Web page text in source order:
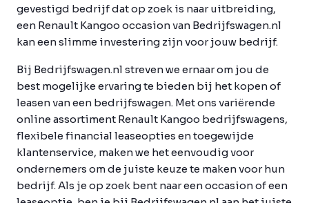
gevestigd bedrijf dat op zoek is naar uitbreiding,
een Renault Kangoo occasion van Bedrijfswagen.nl
kan een slimme investering zijn voor jouw bedrijf.
Bij Bedrijfswagen.nl streven we ernaar om jou de
best mogelijke ervaring te bieden bij het kopen of
leasen van een bedrijfswagen. Met ons variërende
online assortiment Renault Kangoo bedrijfswagens,
flexibele financial leaseopties en toegewijde
klantenservice, maken we het eenvoudig voor
ondernemers om de juiste keuze te maken voor hun
bedrijf. Als je op zoek bent naar een occasion of een